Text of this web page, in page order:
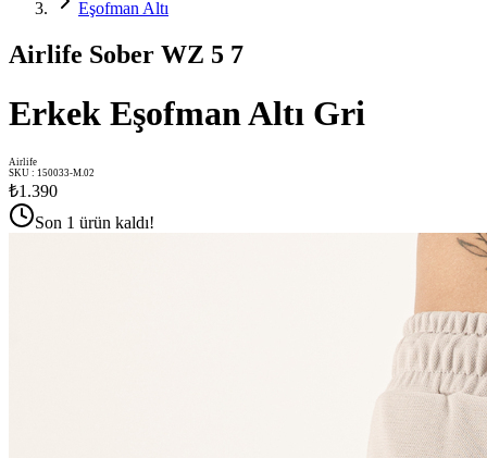
Eşofman Altı
Airlife Sober WZ 5 7
Erkek Eşofman Altı Gri
Airlife
SKU : 150033-M.02
₺1.390
Son 1 ürün kaldı!